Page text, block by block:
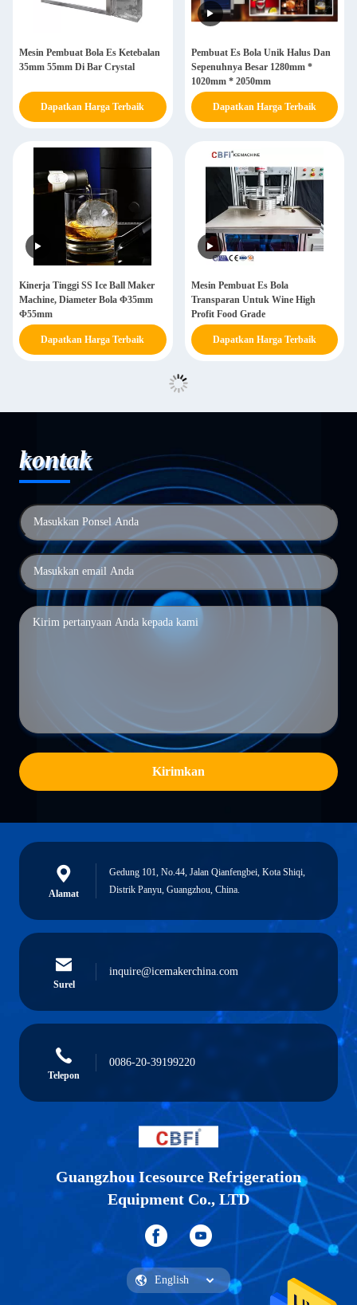
Mesin Pembuat Bola Es Ketebalan
35mm 55mm Di Bar Crystal
Dapatkan Harga Terbaik
Pembuat Es Bola Unik Halus Dan
Sepenuhnya Besar 1280mm *
1020mm * 2050mm
Dapatkan Harga Terbaik
Kinerja Tinggi SS Ice Ball Maker
Machine, Diameter Bola Φ35mm
Φ55mm
Dapatkan Harga Terbaik
Mesin Pembuat Es Bola
Transparan Untuk Wine High
Profit Food Grade
Dapatkan Harga Terbaik
kontak
Kirimkan
Alamat
Gedung 101, No.44, Jalan Qianfengbei, Kota Shiqi,
Distrik Panyu, Guangzhou, China.
Surel
inquire@icemakerchina.com
Telepon
0086-20-39199220
Guangzhou Icesource Refrigeration
Equipment Co., LTD